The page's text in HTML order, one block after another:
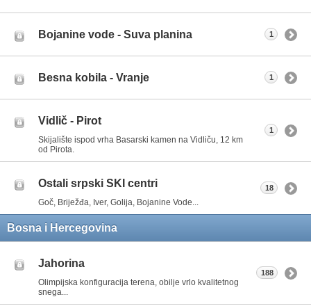
Bojanine vode - Suva planina 1
Besna kobila - Vranje 1
Vidlič - Pirot
Skijalište ispod vrha Basarski kamen na Vidliču, 12 km
od Pirota.
1
Ostali srpski SKI centri
Goč, Briježđa, Iver, Golija, Bojanine Vode...
18
Bosna i Hercegovina
Jahorina
Olimpijska konfiguracija terena, obilje vrlo kvalitetnog
snega...
188